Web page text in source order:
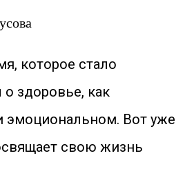
которое стало
здоровье, как
эмоциональном. Вот уже
свою жизнь